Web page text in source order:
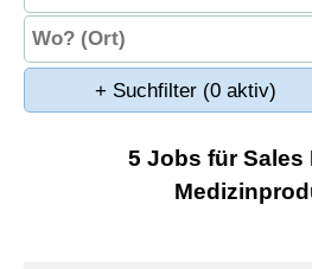
+ Suchfilter (0 aktiv)
5 Jobs für Sales